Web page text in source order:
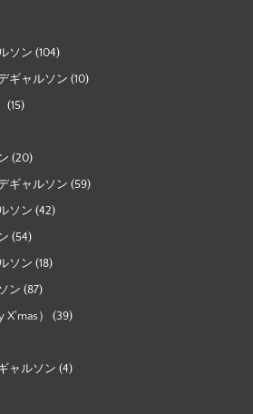
ソン (104)
ギャルソン (10)
(15)
(20)
ギャルソン (59)
ソン (42)
(54)
ソン (18)
ン (87)
） (39)
ャルソン (4)